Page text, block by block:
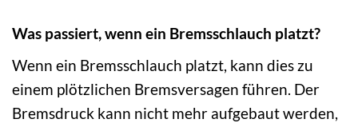
Was passiert, wenn ein Bremsschlauch platzt?
Wenn ein Bremsschlauch platzt, kann dies zu
einem plötzlichen Bremsversagen führen. Der
Bremsdruck kann nicht mehr aufgebaut werden,